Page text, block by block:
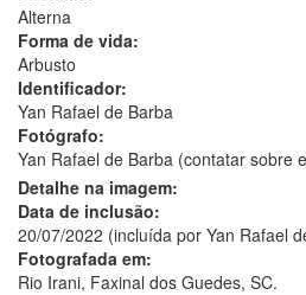
Alterna
Forma de vida:
Arbusto
Identificador:
Yan Rafael de Barba
Fotógrafo:
Yan Rafael de Barba (contatar sobre
Detalhe na imagem:
Data de inclusão:
20/07/2022 (incluída por Yan Rafael
Fotografada em:
Rio Irani, Faxinal dos Guedes, SC.